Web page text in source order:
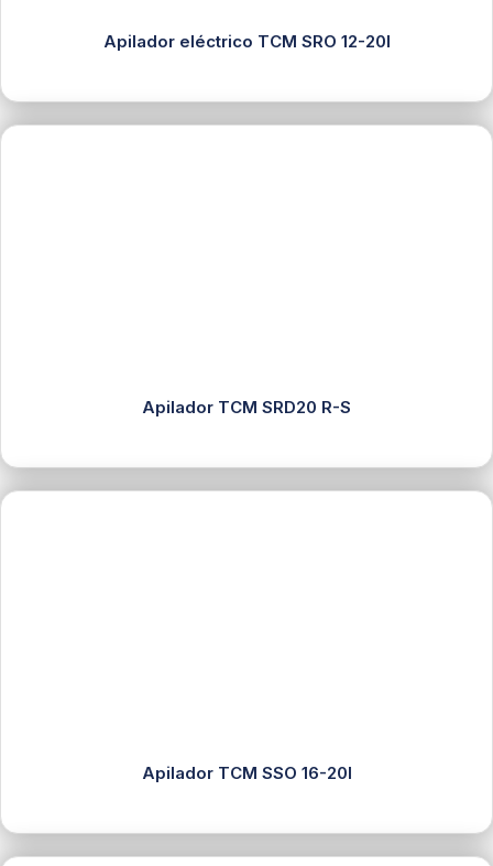
Apilador eléctrico TCM SRO 12-20I
Apilador TCM SRD20 R-S
Apilador TCM SSO 16-20I